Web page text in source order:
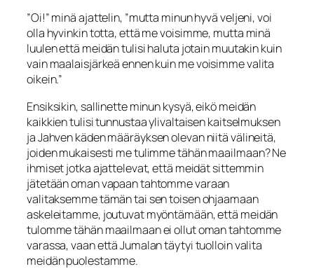
”Oi!” minä ajattelin, ”mutta minun hyvä veljeni, voi
olla hyvinkin totta, että mevoisimme, mutta minä
luulen että meidän tulisi haluta jotain muutakin kuin
vain maalaisjärkeä ennen kuin mevoisimmevalita
oikein.”
Ensiksikin, sallinette minun kysyä, eikö meidän
kaikkien tulisi tunnustaa ylivaltai­sen kaitselmuksen
ja Jahven käden määräyksen olevan niitä välineitä,
joiden mu­kaisesti me tulimme tähän maailmaan? Ne
ihmiset jotka ajattelevat, että meidät sit­temmin
jätetään oman vapaan tahtomme varaan
valitaksemme tämän tai sen toisen ohjaamaan
askeleitamme, joutuvat myöntämään, että meidän
tulomme tähän maail­maan ei ollut oman tahtomme
varassa, vaan että Jumalan täytyi tuolloin valita
mei­dän puolestamme.